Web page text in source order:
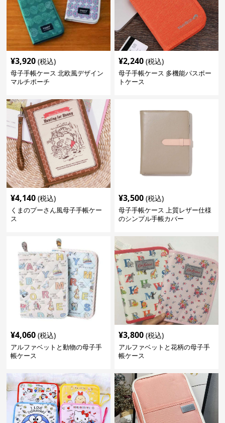
¥3,920 (税込)
母子手帳ケース 北欧風デザイン
マルチポーチ
¥2,240 (税込)
母子手帳ケース 多機能パスポー
トケース
¥4,140 (税込)
くまのプーさん風母子手帳ケー
ス
¥3,500 (税込)
母子手帳ケース 上質レザー仕様
のシンプル手帳カバー
¥4,060 (税込)
アルファベットと動物の母子手
帳ケース
¥3,800 (税込)
アルファベットと花柄の母子手
帳ケース